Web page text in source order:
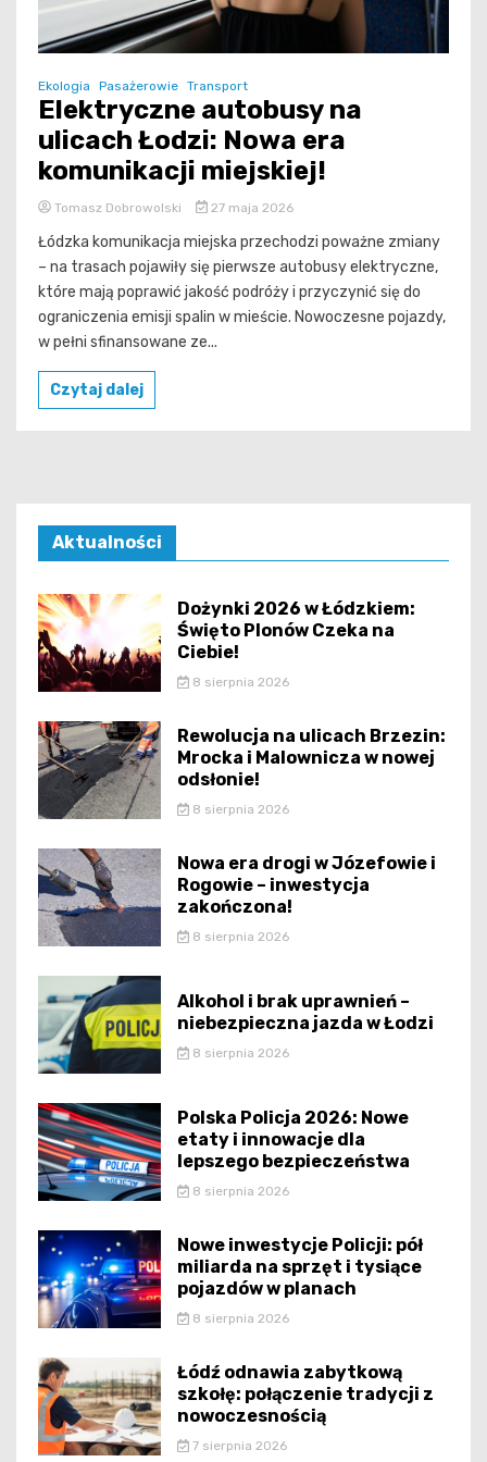
Ekologia Pasażerowie Transport
Elektryczne autobusy na
ulicach Łodzi: Nowa era
komunikacji miejskiej!
Tomasz Dobrowolski 27 maja 2026
Łódzka komunikacja miejska przechodzi poważne zmiany
– na trasach pojawiły się pierwsze autobusy elektryczne,
które mają poprawić jakość podróży i przyczynić się do
ograniczenia emisji spalin w mieście. Nowoczesne pojazdy,
w pełni sfinansowane ze...
Czytaj dalej
Aktualności
Dożynki 2026 w Łódzkiem:
Święto Plonów Czeka na
Ciebie!
8 sierpnia 2026
Rewolucja na ulicach Brzezin:
Mrocka i Malownicza w nowej
odsłonie!
8 sierpnia 2026
Nowa era drogi w Józefowie i
Rogowie – inwestycja
zakończona!
8 sierpnia 2026
Alkohol i brak uprawnień –
niebezpieczna jazda w Łodzi
8 sierpnia 2026
Polska Policja 2026: Nowe
etaty i innowacje dla
lepszego bezpieczeństwa
8 sierpnia 2026
Nowe inwestycje Policji: pół
miliarda na sprzęt i tysiące
pojazdów w planach
8 sierpnia 2026
Łódź odnawia zabytkową
szkołę: połączenie tradycji z
nowoczesnością
7 sierpnia 2026